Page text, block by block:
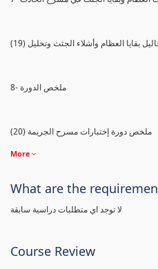
8- ملخص الدورة
(20) ملخص دورة إختبارات مسرح الجريمة
More
What are the
لا توجد اي متطلبات دراسية سابقة
Course Review